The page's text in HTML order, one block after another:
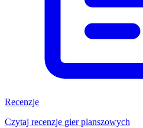
Recenzje
Czytaj recenzje gier planszowych